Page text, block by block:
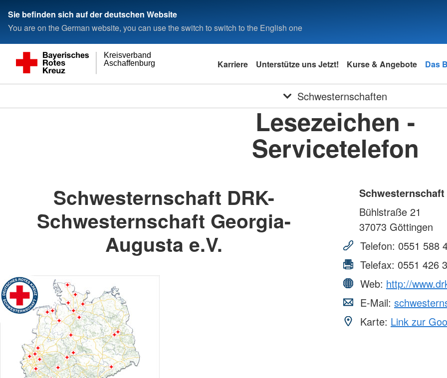
Sie befinden sich auf der deutschen Website
You are on the German website, you can use the switch to switch to the English one
Aschaffenburg
Kreisverband
Karriere Unterstütze uns Jetzt! Kurse & Angebote Das
Schwesternschaften
Lesezeichen -
Servicetelefon
Schwesternschaft DRK-
Schwesternschaft Georgia-
Augusta e.V.
Bühlstraße 21
37073 Göttingen
Telefon: 0551 588
Telefax: 0551 426
Web: http://
E-Mail:
Karte: Link zur